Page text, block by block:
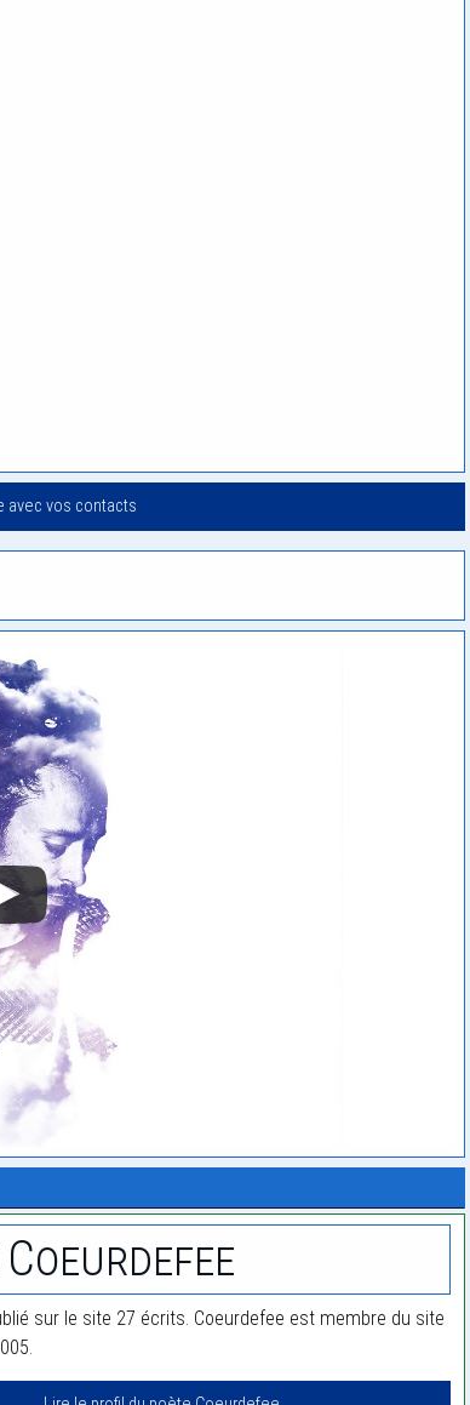
avec vos contacts
sur le site 27 écrits. Coeurdefee est membre du site